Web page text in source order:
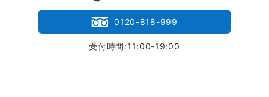
0120-818-999
受付時間:11:00-19:00